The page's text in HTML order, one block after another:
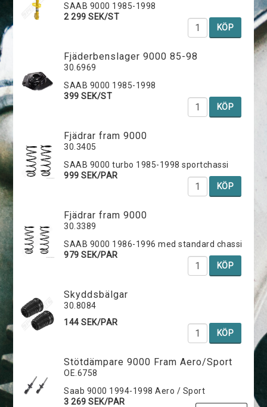
SAAB 9000 1985-1998
2 299 SEK/ST
KÖP
Fjäderbenslager 9000 85-98
30.6969
SAAB 9000 1985-1998
399 SEK/ST
KÖP
Fjädrar fram 9000
30.3405
SAAB 9000 turbo 1985-1998 sportchassi
999 SEK/PAR
KÖP
Fjädrar fram 9000
30.3389
SAAB 9000 1986-1996 med standard chassi
979 SEK/PAR
KÖP
Skyddsbälgar
30.8084
144 SEK/PAR
KÖP
Stötdämpare 9000 Fram Aero/Sport
OE.6758
Saab 9000 1994-1998 Aero / Sport
3 269 SEK/PAR